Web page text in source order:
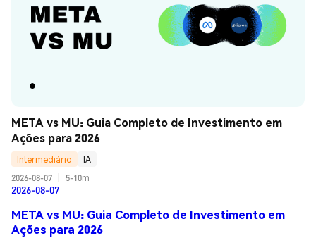
META vs MU: Guia Completo de Investimento em
Ações para 2026
Intermediário
IA
2026-08-07
5-10m
2026-08-07
META vs MU: Guia Completo de Investimento em
Ações para 2026